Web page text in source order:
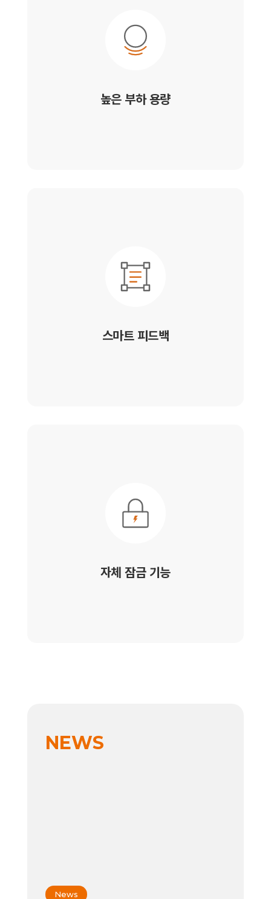
높은 부하 용량
스마트 피드백
자체 잠금 기능
NEWS
News